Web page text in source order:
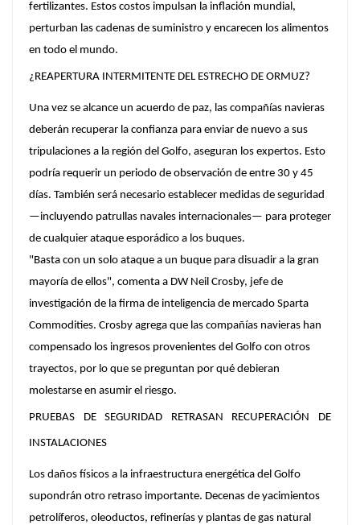
fertilizantes. Estos costos impulsan la inflación mundial,
perturban las cadenas de suministro y encarecen los alimentos
en todo el mundo.
¿REAPERTURA INTERMITENTE DEL ESTRECHO DE ORMUZ?
Una vez se alcance un acuerdo de paz, las compañías navieras
deberán recuperar la confianza para enviar de nuevo a sus
tripulaciones a la región del Golfo, aseguran los expertos. Esto
podría requerir un periodo de observación de entre 30 y 45
días. También será necesario establecer medidas de seguridad
—incluyendo patrullas navales internacionales— para proteger
de cualquier ataque esporádico a los buques.
"Basta con un solo ataque a un buque para disuadir a la gran
mayoría de ellos", comenta a DW Neil Crosby, jefe de
investigación de la firma de inteligencia de mercado Sparta
Commodities. Crosby agrega que las compañías navieras han
compensado los ingresos provenientes del Golfo con otros
trayectos, por lo que se preguntan por qué debieran
molestarse en asumir el riesgo.
PRUEBAS DE SEGURIDAD RETRASAN RECUPERACIÓN DE
INSTALACIONES
Los daños físicos a la infraestructura energética del Golfo
supondrán otro retraso importante. Decenas de yacimientos
petrolíferos, oleoductos, refinerías y plantas de gas natural